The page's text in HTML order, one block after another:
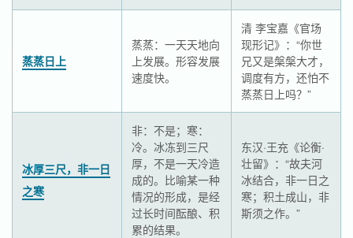
蒸蒸日上
蒸蒸：一天天地向
上发展。形容发展
速度快。
清 李宝嘉《官场
现形记》：“你世
兄又是槃槃大才，
调度有方，还怕不
蒸蒸日上吗？”
冰厚三尺，非一日
之寒
非：不是；寒：
冷。冰冻到三尺
厚，不是一天冷造
成的。比喻某一种
情况的形成，是经
过长时间酝酿、积
累的结果。
东汉·王充《论衡·
壮留》：“故夫河
冰结合，非一日之
寒；积土成山，非
斯须之作。”